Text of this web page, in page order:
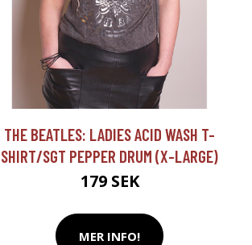
THE BEATLES: LADIES ACID WASH T-
SHIRT/SGT PEPPER DRUM (X-LARGE)
179 SEK
MER INFO!